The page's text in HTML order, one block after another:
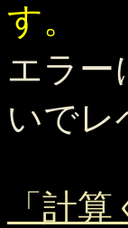
す。
エラー
いでレ
「計算